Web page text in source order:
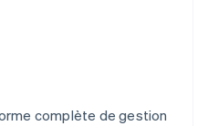
complète de gestion